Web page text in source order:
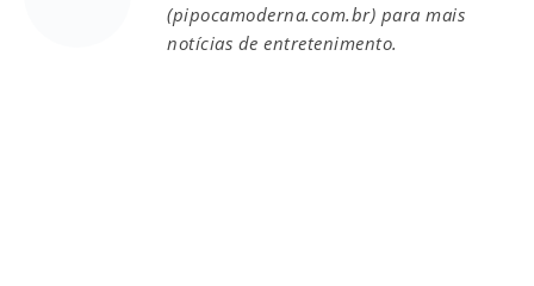
(pipocamoderna.com.br) para mais
notícias de entretenimento.